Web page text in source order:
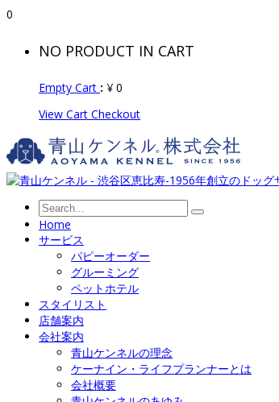
0
NO PRODUCT IN CART
Empty Cart : ¥ 0
View Cart Checkout
Home
サービス
パピーオーダー
グルーミング
ペットホテル
スタイリスト
店舗案内
会社案内
青山ケンネルの理念
ケーナイン・ライフプランナーとは
会社概要